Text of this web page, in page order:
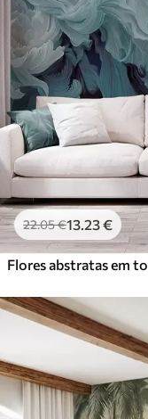
22.05€13.23€